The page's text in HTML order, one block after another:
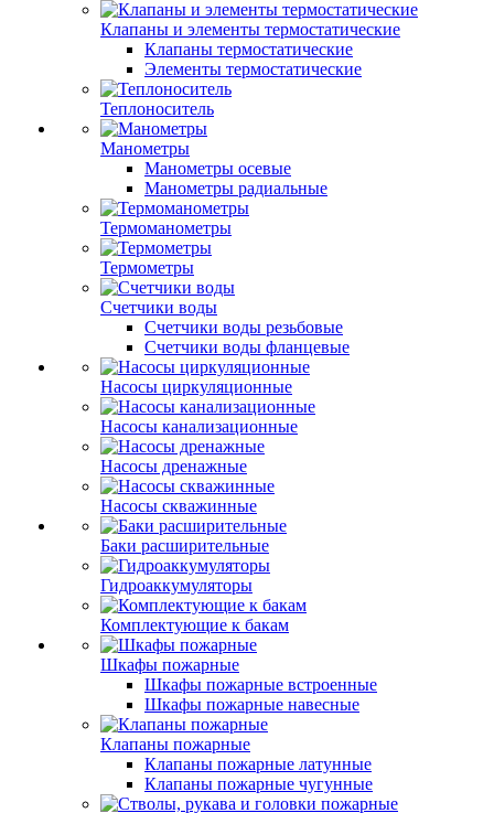
Клапаны и элементы термостатические
Клапаны термостатические
Элементы термостатические
Теплоноситель
Манометры
Манометры осевые
Манометры радиальные
Термоманометры
Термометры
Счетчики воды
Счетчики воды резьбовые
Счетчики воды фланцевые
Насосы циркуляционные
Насосы канализационные
Насосы дренажные
Насосы скважинные
Баки расширительные
Гидроаккумуляторы
Комплектующие к бакам
Шкафы пожарные
Шкафы пожарные встроенные
Шкафы пожарные навесные
Клапаны пожарные
Клапаны пожарные латунные
Клапаны пожарные чугунные